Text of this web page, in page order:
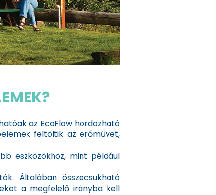
az EcoFlow hordozható
feltöltik az erőművet,
eszközökhöz, mint például
Általában összecsukható
a megfelelő irányba kell